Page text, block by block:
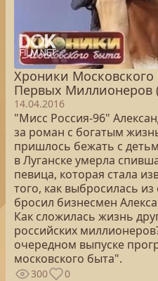
Хроники
Первых Миллионеров
14.04.2016
"Мисс Россия-96"
за роман с богатым
пришлось бежать с
в Луганске умерла
певица, которая стала
того, как выбросилась из
бросил бизнесмен
Как сложилась жизнь
российских
очередном выпуске
московского быта".
300 0